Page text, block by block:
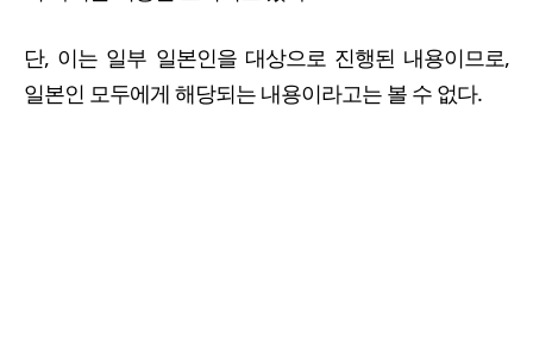
단, 이는 일부 일본인을 대상으로 진행된 내용이므로,
일본인 모두에게 해당되는 내용이라고는 볼 수 없다.